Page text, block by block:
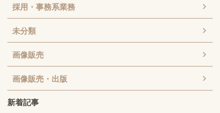
採用・事務系業務
未分類
画像販売
画像販売・出版
新着記事